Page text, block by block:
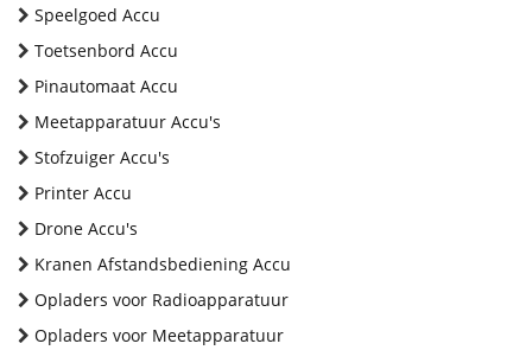
Speelgoed Accu
Toetsenbord Accu
Pinautomaat Accu
Meetapparatuur Accu's
Stofzuiger Accu's
Printer Accu
Drone Accu's
Kranen Afstandsbediening Accu
Opladers voor Radioapparatuur
Opladers voor Meetapparatuur